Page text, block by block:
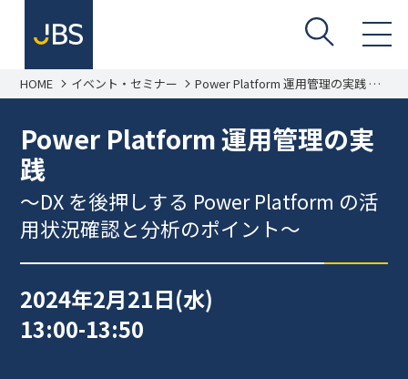
HOME イベント・セミナー Power Platform 運用管理の実践 ～
DX を後押しする Power Platform の
Power Platform 運用管理の実
践
～DX を後押しする Power Platform の活
用状況確認と分析のポイント～
2024年2月21日(水)
13:00-13:50